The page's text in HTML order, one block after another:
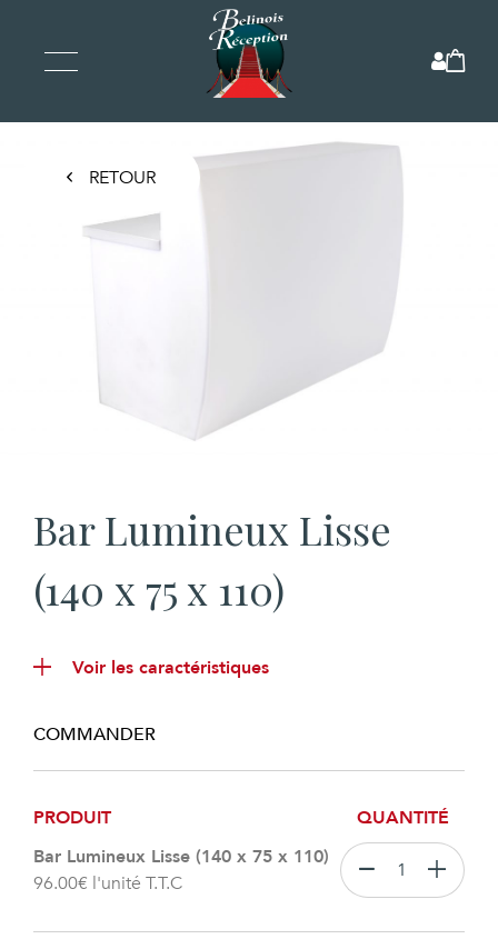
Bar Lumineux Lisse
(140 x 75 x 110)
Voir les caractéristiques
COMMANDER
PRODUIT
QUANTITÉ
Bar Lumineux Lisse (140 x 75 x 110)
96.00€ l'unité T.T.C
RETOUR